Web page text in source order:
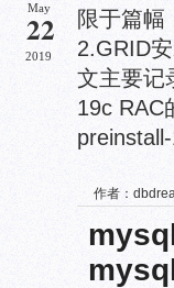
May
22
2019
限于篇幅
2.GRID
文主要记
19c RAC
作者：